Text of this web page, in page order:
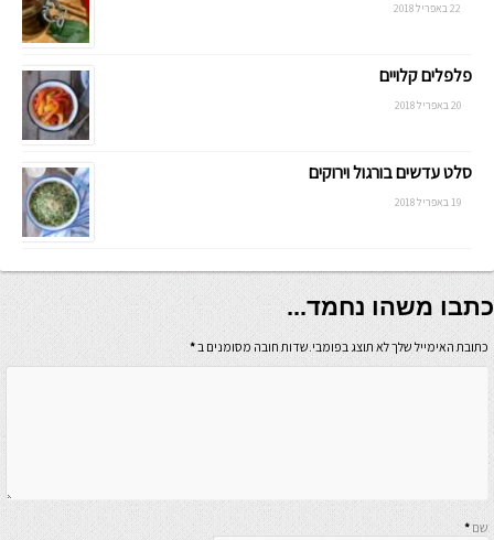
22 באפריל 2018
פלפלים קלויים
20 באפריל 2018
סלט עדשים בורגול וירוקים
19 באפריל 2018
כתבו משהו נחמד...
כתובת האימייל שלך לא תוצג בפומבי.שדות חובה מסומנים ב*
שם *